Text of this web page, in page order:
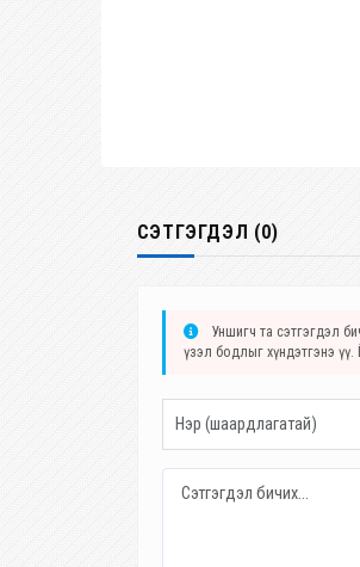
СЭТГЭГДЭЛ (0)
Уншигч та сэтгэгдэл
үзэл бодлыг хүндэтгэнэ үү.